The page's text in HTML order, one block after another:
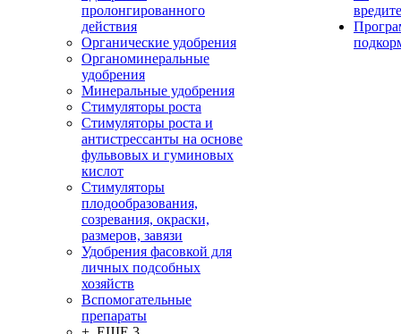
пролонгированного
действия
Органические удобрения
Органоминеральные
удобрения
Минеральные удобрения
Стимуляторы роста
Стимуляторы роста и
антистрессанты на основе
фульвовых и гуминовых
кислот
Стимуляторы
плодообразования,
созревания, окраски,
размеров, завязи
Удобрения фасовкой для
личных подсобных
хозяйств
Вспомогательные
препараты